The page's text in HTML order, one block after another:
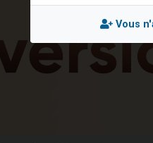
vient de donner son Maasser
Il reste 49 places pour étudier en
Vous